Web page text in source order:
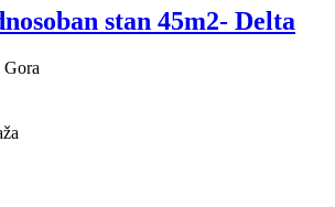
stan 45m2- Delta